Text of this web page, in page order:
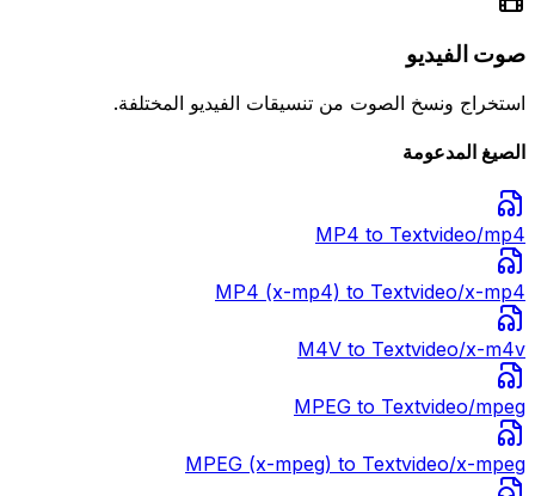
صوت الفيديو
استخراج ونسخ الصوت من تنسيقات الفيديو المختلفة.
الصيغ المدعومة
MP4 to Textvideo/mp4
MP4 (x-mp4) to Textvideo/x-mp4
M4V to Textvideo/x-m4v
MPEG to Textvideo/mpeg
MPEG (x-mpeg) to Textvideo/x-mpeg